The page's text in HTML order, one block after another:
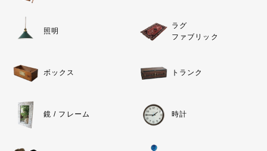
照明
ラグ
ファブリック
ボックス トランク
鏡 / フレーム 時計